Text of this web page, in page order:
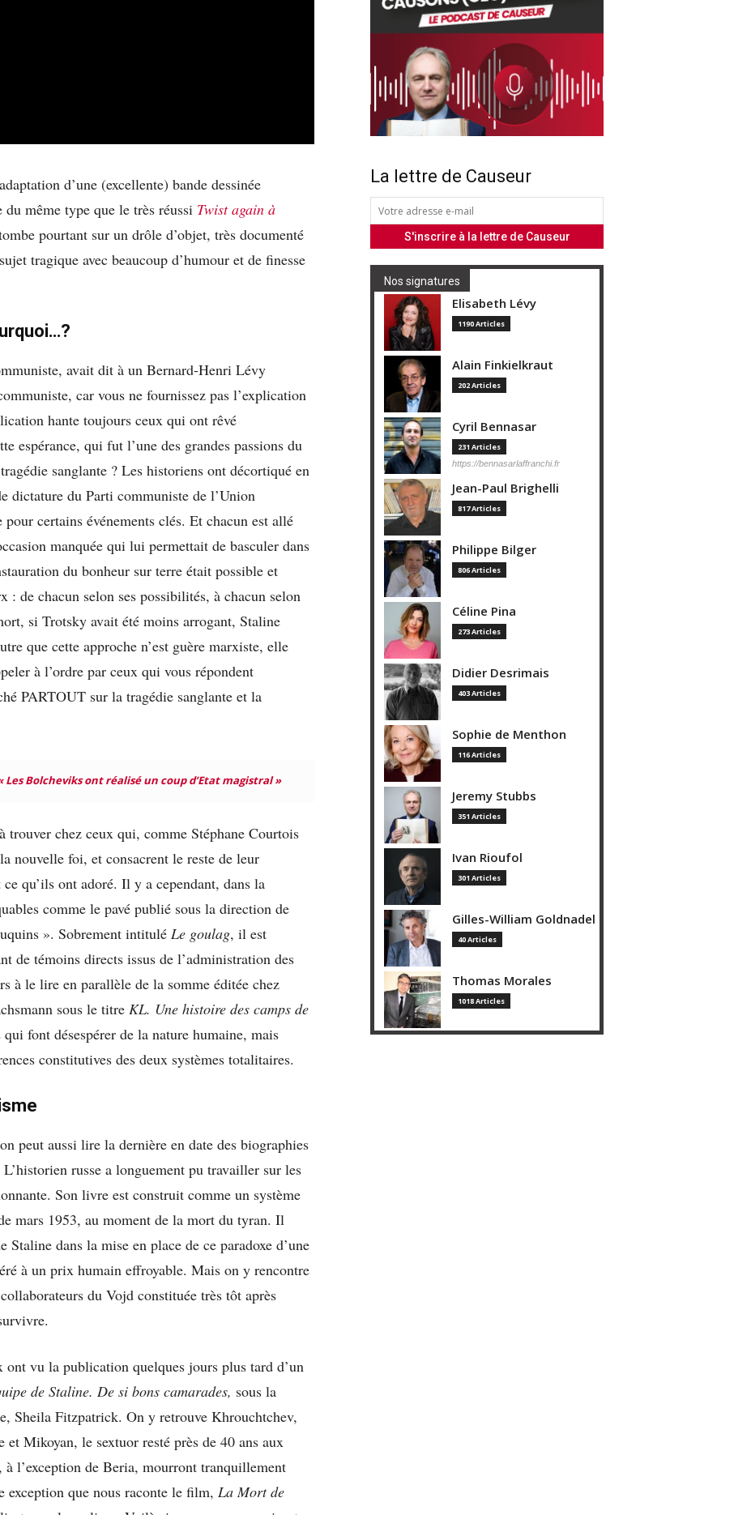
d’une (excellente) bande dessinée
même type que le très réussi Twist again à
pourtant sur un drôle d’objet, très documenté
tragique avec beaucoup d’humour et de finesse
avait dit à un Bernard-Henri Lévy
car vous ne fournissez pas l’explication
hante toujours ceux qui ont rêvé
espérance, qui fut l’une des grandes passions du
sanglante ? Les historiens ont décortiqué en
dictature du Parti communiste de l’Union
certains événements clés. Et chacun est allé
manquée qui lui permettait de basculer dans
du bonheur sur terre était possible et
: de chacun selon ses possibilités, à chacun selon
si Trotsky avait été moins arrogant, Staline
que cette approche n’est guère marxiste, elle
à l’ordre par ceux qui vous répondent
PARTOUT sur la tragédie sanglante et la
Les Bolcheviks ont réalisé un coup d’Etat magistral »
trouver chez ceux qui, comme Stéphane Courtois
nouvelle foi, et consacrent le reste de leur
qu’ils ont adoré. Il y a cependant, dans la
comme le pavé publié sous la direction de
». Sobrement intitulé Le goulag, il est
de témoins directs issus de l’administration des
à le lire en parallèle de la somme éditée chez
sous le titre KL. Une histoire des camps de
font désespérer de la nature humaine, mais
constitutives des deux systèmes totalitaires.
peut aussi lire la dernière en date des biographies
russe a longuement pu travailler sur les
Son livre est construit comme un système
mars 1953, au moment de la mort du tyran. Il
dans la mise en place de ce paradoxe d’une
à un prix humain effroyable. Mais on y rencontre
du Vojd constituée très tôt après
ont vu la publication quelques jours plus tard d’un
de Staline. De si bons camarades, sous la
Sheila Fitzpatrick. On y retrouve Khrouchtchev,
Mikoyan, le sextuor resté près de 40 ans aux
l’exception de Beria, mourront tranquillement
exception que nous raconte le film, La Mort de
La lettre de Causeur
Nos signatures
Elisabeth Lévy
1190 Articles
Alain Finkielkraut
202 Articles
Cyril Bennasar
231 Articles
https://bennasarlaffranchi.fr
Jean-Paul Brighelli
817 Articles
Philippe Bilger
806 Articles
Céline Pina
273 Articles
Didier Desrimais
403 Articles
Sophie de Menthon
116 Articles
Jeremy Stubbs
351 Articles
Ivan Rioufol
301 Articles
Gilles-William Goldnadel
40 Articles
Thomas Morales
1018 Articles